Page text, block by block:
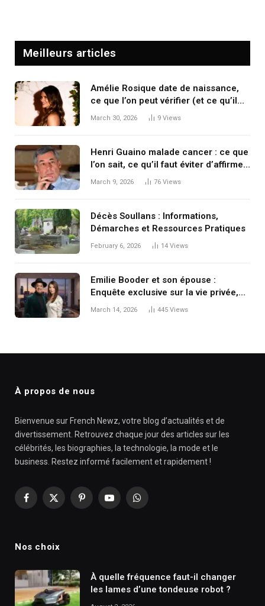
Meilleurs articles
Amélie Rosique date de naissance,
ce que l’on peut vérifier (et ce qu’il
vaut mieux ne pas inventer)
March 30, 2026 9 Views
Henri Guaino malade cancer : ce que
l’on sait, ce qu’il faut éviter d’affirmer,
et pourquoi la prudence est
March 9, 2026 76 Views
Décès Soullans : Informations,
Démarches et Ressources Pratiques
February 6, 2026 14 Views
Emilie Booder et son épouse :
Enquête exclusive sur la vie privée,
les rumeurs et la réalité du clan
March 14, 2026 445 Views
À propos de nous
Bienvenue sur French Newz, votre blog d’actualités et de
divertissement. Retrouvez chaque jour des articles sur les
célébrités, les biographies, la technologie, la mode et le
business. Restez informé facilement et rapidement !
Facebook
X
PinterestYouTubeWhatsApp
Nos choix
À quelle fréquence faut-il changer
les lames d’une tondeuse robot ?